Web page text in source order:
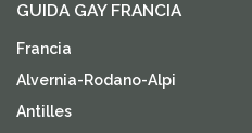
GUIDA GAY FRANCIA
Francia
Alvernia-Rodano-Alpi
Antilles